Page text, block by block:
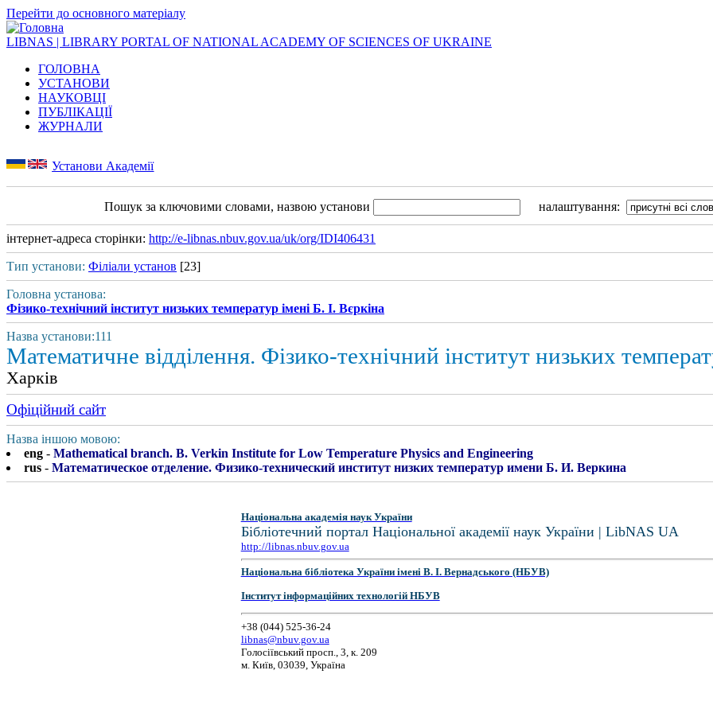
Перейти до основного матеріалу
LIBNAS | LIBRARY PORTAL OF NATIONAL ACADEMY OF SCIENCES OF UKRAINE
ГОЛОВНА
УСТАНОВИ
НАУКОВЦІ
ПУБЛІКАЦІЇ
ЖУРНАЛИ
Установи Академії
Пошук за ключовими словами, назвою установи налаштування:
інтернет-адреса сторінки: http://e-libnas.nbuv.gov.ua/uk/org/IDI406431
Тип установи: Філіали установ [23]
Головна установа:
Фізико-технічний інститут низьких температур імені Б. І. Вєркіна
Назва установи:111
Математичне відділення. Фізико-технічний інститут низьких
Харків
Офіційний сайт
Назва іншою мовою:
eng - Mathematical branch. B. Verkin Institute for Low Temperature Physics and Engineering
rus - Математическое отделение. Физико-технический институт низких температур имени Б. И. Веркина
Національна академія наук України
Бібліотечний портал Національної академії наук України | LibNAS UA
http://libnas.nbuv.gov.ua
Національна бібліотека України імені В. І. Вернадського (НБУВ)
Інститут інформаційних технологій НБУВ
+38 (044) 525-36-24
libnas@nbuv.gov.ua
Голосіївський просп., 3, к. 209
м. Київ, 03039, Україна